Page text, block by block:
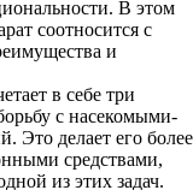
В этом
соотносится с
и
в себе три
с насекомыми-
Это делает его более
средствами,
из этих задач.